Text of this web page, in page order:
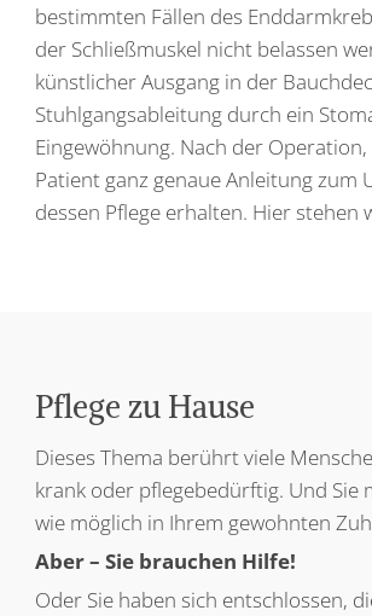
bestimmten Fällen des
der Schließmuskel nicht belassen
künstlicher Ausgang in der
Stuhlgangsableitung durch ein
Eingewöhnung. Nach der
Patient ganz genaue Anleitung zum
dessen Pflege erhalten. Hier stehen
Pflege zu Hause
Dieses Thema berührt viele
krank oder pflegebedürftig. Und Sie
wie möglich in Ihrem gewohnten
Aber – Sie brauchen Hilfe!
Oder Sie haben sich entschlossen,